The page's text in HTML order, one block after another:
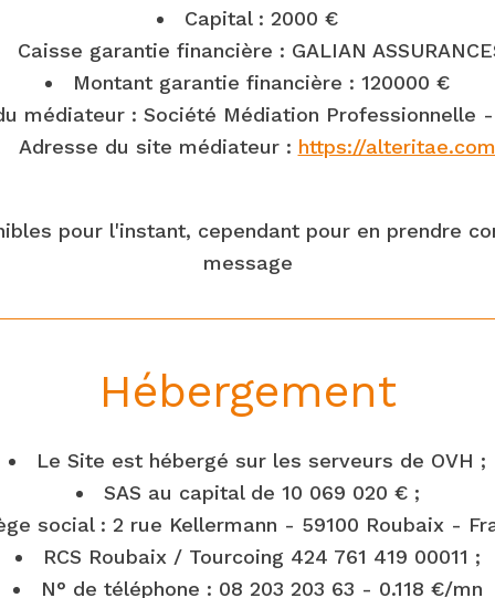
Capital : 2000 €
Caisse garantie financière : GALIAN
Montant garantie financière : 120000 €
médiateur : Société Médiation Professionnelle
Adresse du site médiateur : https://
pour l'instant, cependant pour en prendre
message
Hébergement
Le Site est hébergé sur les serveurs de OVH ;
SAS au capital de 10 069 020 € ;
social : 2 rue Kellermann - 59100 Roubaix -
RCS Roubaix / Tourcoing 424 761 419 00011 ;
N° de téléphone : 08 203 203 63 - 0.118 €/mn